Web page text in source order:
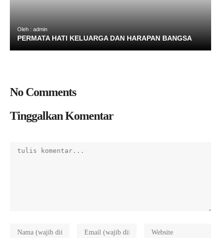
Oleh : admin
PERMATA HATI KELUARGA DAN HARAPAN BANGSA
No Comments
Tinggalkan Komentar